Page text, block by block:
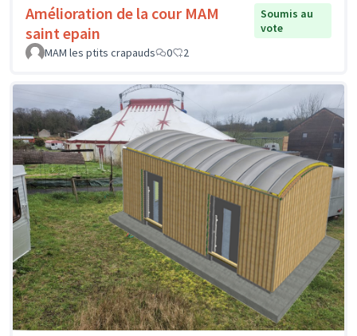
Amélioration de la cour MAM
saint epain
Soumis au
vote
MAM les ptits crapauds
0 2